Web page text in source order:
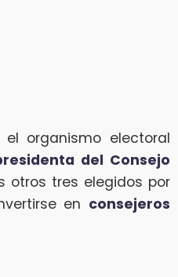
organismo electoral
del Consejo
otros tres elegidos por
en consejeros